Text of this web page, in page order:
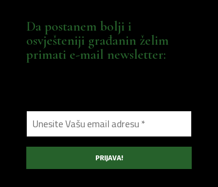
Da postanem bolji i
osvješteniji građanin želim
primati e-mail newsletter: